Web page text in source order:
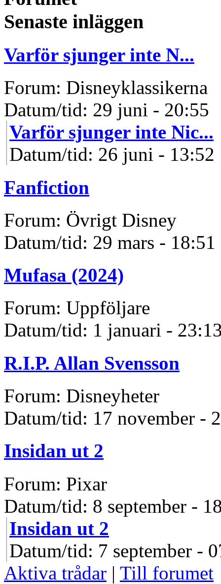
Senaste inläggen
Varför sjunger inte N...
Forum: Disneyklassikerna
Datum/tid: 29 juni - 20:55
Varför sjunger inte Nic...
Datum/tid: 26 juni - 13:52
Fanfiction
Forum: Övrigt Disney
Datum/tid: 29 mars - 18:51
Mufasa (2024)
Forum: Uppföljare
Datum/tid: 1 januari -
R.I.P. Allan Svensson
Forum: Disneyheter
Datum/tid: 17 november -
Insidan ut 2
Forum: Pixar
Datum/tid: 8 september -
Insidan ut 2
Datum/tid: 7 september -
Aktiva trådar | Till forumet